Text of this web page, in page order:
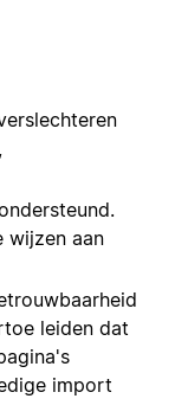
wijzen aan
leiden dat
import